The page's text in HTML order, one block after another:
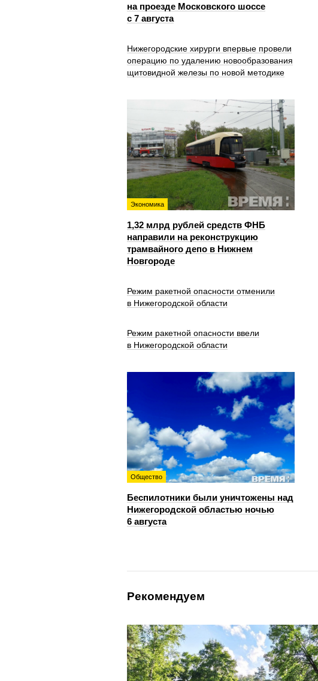
на проезде Московского шоссе
с 7 августа
Нижегородские хирурги впервые провели
операцию по удалению новообразования
щитовидной железы по новой методике
Экономика
1,32 млрд рублей средств ФНБ
направили на реконструкцию
трамвайного депо в Нижнем
Новгороде
Режим ракетной опасности отменили
в Нижегородской области
Режим ракетной опасности ввели
в Нижегородской области
Общество
Беспилотники были уничтожены над
Нижегородской областью ночью
6 августа
Рекомендуем